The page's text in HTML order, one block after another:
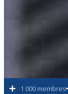
1 000 membres